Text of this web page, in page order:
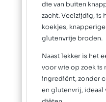
die van buiten
zacht. Veelzijdig, is
koekjes,
glutenvrije broden.
Naast lekker is het
voor wie op zoek is
ingrediënt, zonder
en glutenvrij,